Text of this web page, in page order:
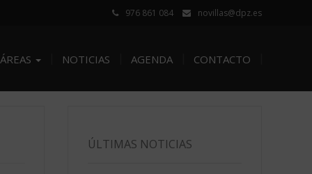
976 861 084 novillas@dpz.es
ÁREAS NOTICIAS AGENDA CONTACTO
ÚLTIMAS NOTICIAS